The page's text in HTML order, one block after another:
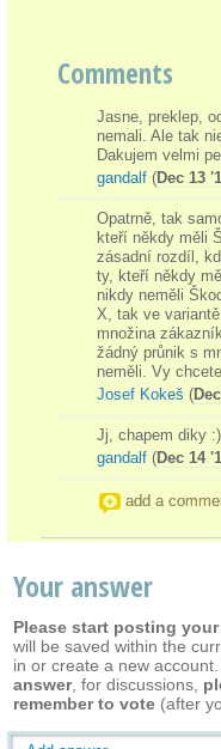
Comments
Jasne, preklep,
nemali. Ale tak
Dakujem velmi
gandalf (Dec 13
Opatrně, tak
kteří někdy měli
zásadní rozdíl,
ty, kteří někdy
nikdy neměli
X, tak ve
množina
žádný průnik s
neměli. Vy
Josef Kokeš (
Jj, chapem diky :)
gandalf (Dec 14
add a
Your answer
Please start posting
will be saved within the
in or create a new
answer, for discussions,
remember to vote (after